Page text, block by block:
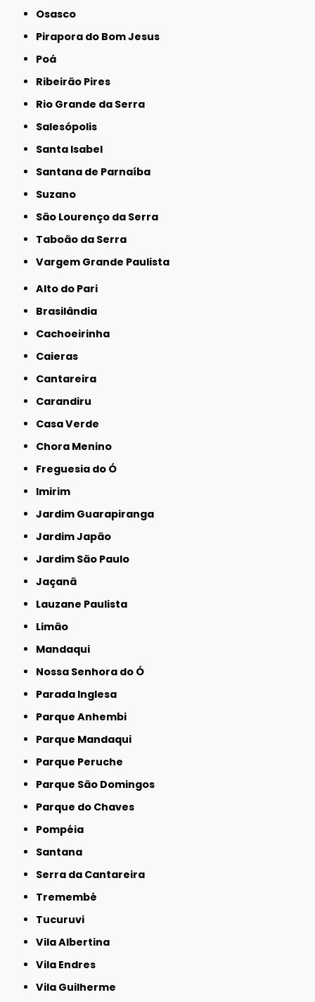
Osasco
Pirapora do Bom Jesus
Poá
Ribeirão Pires
Rio Grande da Serra
Salesópolis
Santa Isabel
Santana de Parnaíba
Suzano
São Lourenço da Serra
Taboão da Serra
Vargem Grande Paulista
Alto do Pari
Brasilândia
Cachoeirinha
Caieras
Cantareira
Carandiru
Casa Verde
Chora Menino
Freguesia do Ó
Imirim
Jardim Guarapiranga
Jardim Japão
Jardim São Paulo
Jaçanã
Lauzane Paulista
Limão
Mandaqui
Nossa Senhora do Ó
Parada Inglesa
Parque Anhembi
Parque Mandaqui
Parque Peruche
Parque São Domingos
Parque do Chaves
Pompéia
Santana
Serra da Cantareira
Tremembé
Tucuruvi
Vila Albertina
Vila Endres
Vila Guilherme